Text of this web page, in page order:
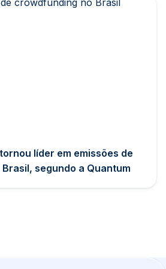
líder em emissões de
segundo a Quantum